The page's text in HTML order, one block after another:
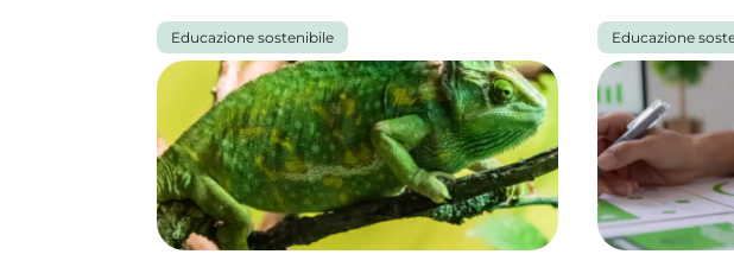
Tutti gli articoli
Educazione sostenibile Educazione